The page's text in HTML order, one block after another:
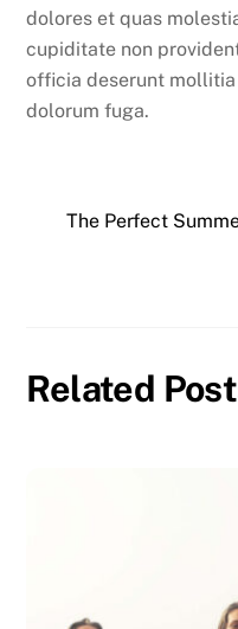
dolores et quas
cupiditate non
officia deserunt
dolorum fuga.
The Perfect
Related